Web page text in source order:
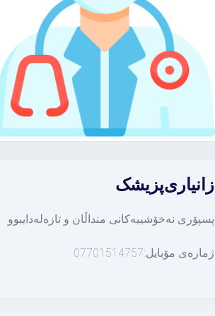
پزیشکزانیاری
پسپۆری نەخۆشییەکانی منداڵان و تازەلەدایبوو
ژمارەی مۆبایل:07701514757